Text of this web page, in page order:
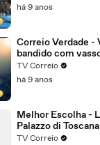
há 9 anos
Correio Verdade -
bandido com
assalto no bairro
TV Correio
há 9 anos
Melhor Escolha -
Palazzo di
Sócio diretor
TV Correio